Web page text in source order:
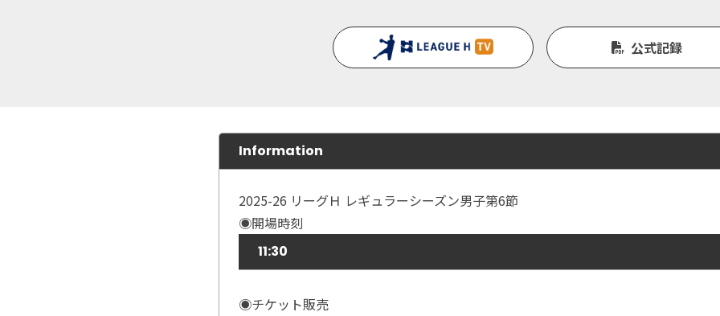
公式記録
Information
2025-26 リーグＨ レギュラーシーズン男子第6節
◉開場時刻
11:30
◉チケット販売